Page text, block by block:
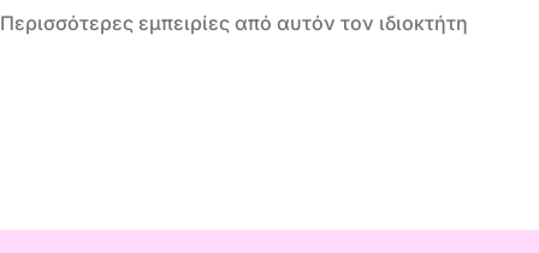
Περισσότερες εμπειρίες από αυτόν τον ιδιοκτήτη